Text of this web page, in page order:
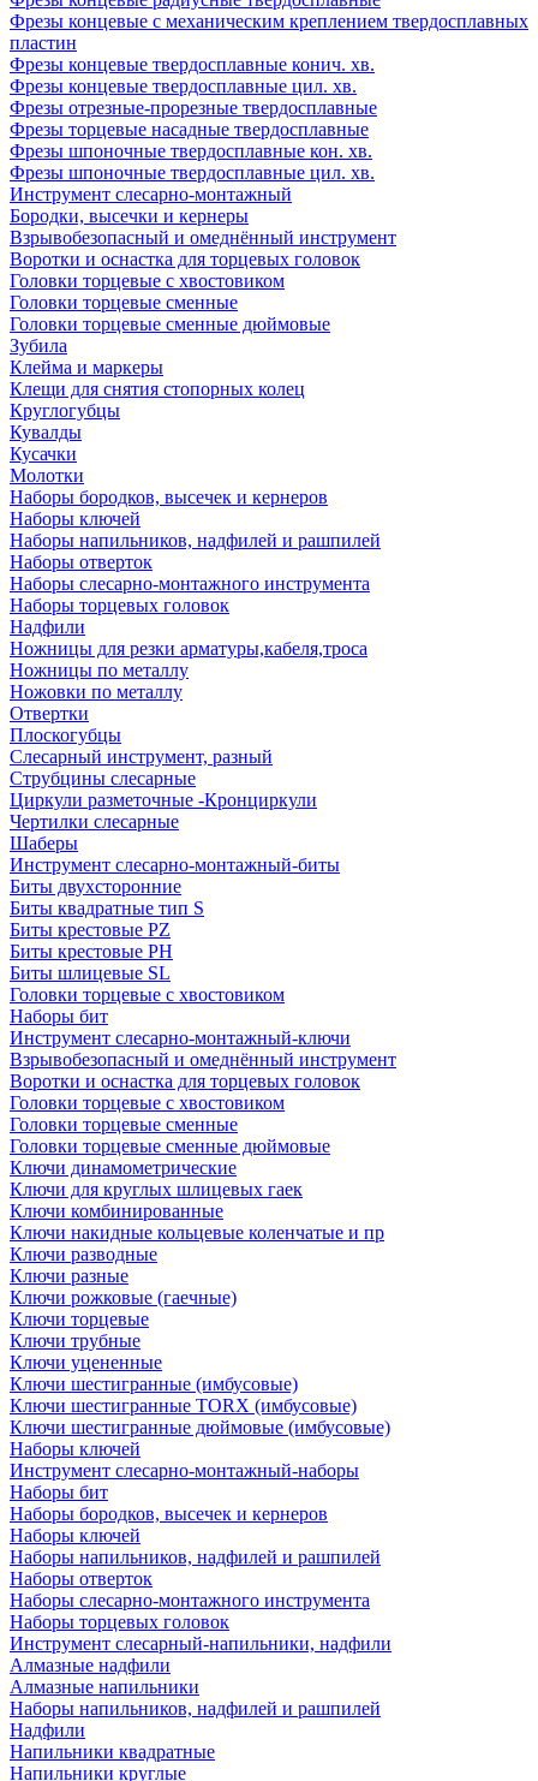
Фрезы концевые с механическим креплением твердосплавных
пластин
Фрезы концевые твердосплавные конич. хв.
Фрезы концевые твердосплавные цил. хв.
Фрезы отрезные-прорезные твердосплавные
Фрезы торцевые насадные твердосплавные
Фрезы шпоночные твердосплавные кон. хв.
Фрезы шпоночные твердосплавные цил. хв.
Инструмент слесарно-монтажный
Бородки, высечки и кернеры
Взрывобезопасный и омеднённый инструмент
Воротки и оснаcтка для торцевых головок
Головки торцевые с хвостовиком
Головки торцевые сменные
Головки торцевые сменные дюймовые
Зубила
Клейма и маркеры
Клещи для снятия стопорных колец
Круглогубцы
Кувалды
Кусачки
Молотки
Наборы бородков, высечек и кернеров
Наборы ключей
Наборы напильников, надфилей и рашпилей
Наборы отверток
Наборы слесарно-монтажного инструмента
Наборы торцевых головок
Надфили
Ножницы для резки арматуры,кабеля,троса
Ножницы по металлу
Ножовки по металлу
Отвертки
Плоскогубцы
Слесарный инструмент, разный
Струбцины слесарные
Циркули разметочные -Кронциркули
Чертилки слесарные
Шаберы
Инструмент слесарно-монтажный-биты
Биты двухсторонние
Биты квадратные тип S
Биты крестовые РZ
Биты крестовые РН
Биты шлицевые SL
Головки торцевые с хвостовиком
Наборы бит
Инструмент слесарно-монтажный-ключи
Взрывобезопасный и омеднённый инструмент
Воротки и оснаcтка для торцевых головок
Головки торцевые с хвостовиком
Головки торцевые сменные
Головки торцевые сменные дюймовые
Ключи динамометрические
Ключи для круглых шлицевых гаек
Ключи комбинированные
Ключи накидные кольцевые коленчатые и пр
Ключи разводные
Ключи разные
Ключи рожковые (гаечные)
Ключи торцевые
Ключи трубные
Ключи уцененные
Ключи шестигранные (имбусовые)
Ключи шестигранные TORX (имбусовые)
Ключи шестигранные дюймовые (имбусовые)
Наборы ключей
Инструмент слесарно-монтажный-наборы
Наборы бит
Наборы бородков, высечек и кернеров
Наборы ключей
Наборы напильников, надфилей и рашпилей
Наборы отверток
Наборы слесарно-монтажного инструмента
Наборы торцевых головок
Инструмент слесарный-напильники, надфили
Алмазные надфили
Алмазные напильники
Наборы напильников, надфилей и рашпилей
Надфили
Напильники квадратные
Напильники круглые